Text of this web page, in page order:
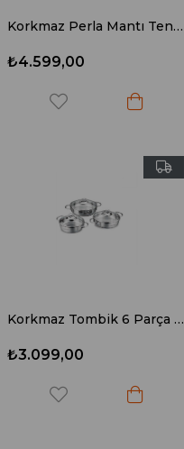
Korkmaz Perla Mantı Tencere Seti A1524
₺4.599,00
Korkmaz Tombik 6 Parça Omlet Seti A1805
₺3.099,00